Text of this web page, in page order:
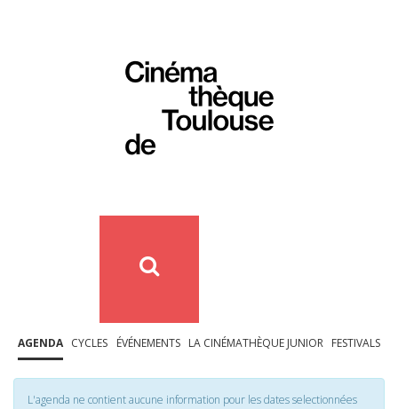
AGENDA CYCLES ÉVÉNEMENTS LA CINÉMATHÈQUE JUNIOR FESTIVALS
L'agenda ne contient aucune information pour les dates selectionnées